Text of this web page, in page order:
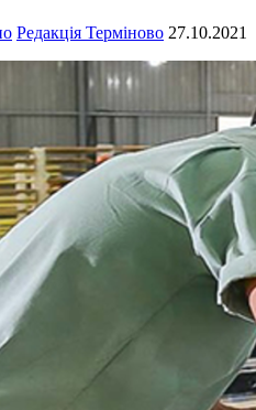
Редакція Терміново 27.10.2021